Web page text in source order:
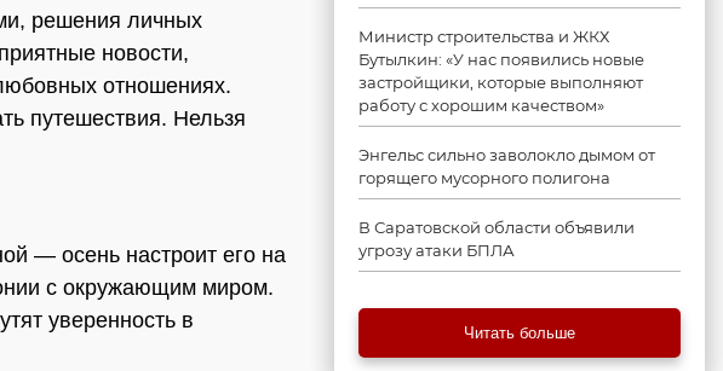
решения личных
новости,
отношениях.
путешествия. Нельзя
— осень настроит его на
с окружающим миром.
уверенность в
Министр строительства и ЖКХ
Бутылкин: «У нас появились новые
застройщики, которые выполняют
работу с хорошим качеством»
Энгельс сильно заволокло дымом от
горящего мусорного полигона
В Саратовской области объявили
угрозу атаки БПЛА
Читать больше